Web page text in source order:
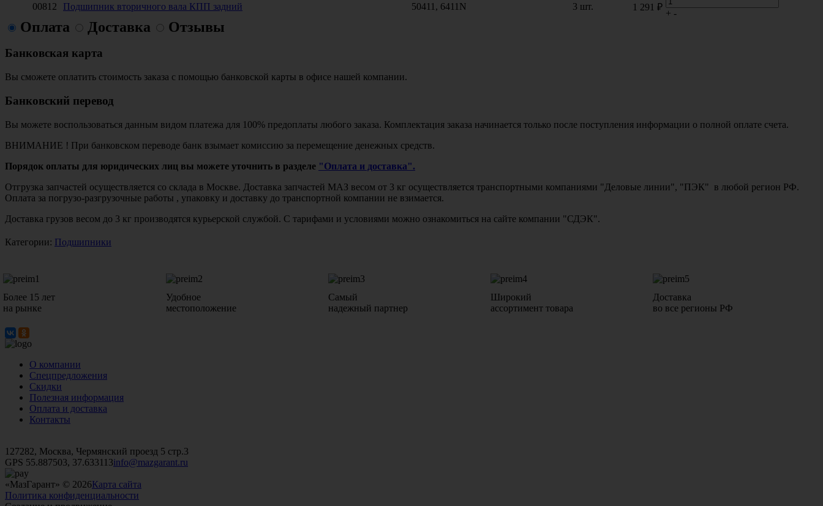
00812
Подшипник вторичного вала КПП задний 50411, 6411N 3 шт. 1 291 ₽
+ -
Оплата Доставка Отзывы
Банковская карта
Вы сможете оплатить стоимость заказа с помощью банковской карты в офисе нашей компании.
Банковский перевод
Вы можете воспользоваться данным видом платежа для 100% предоплаты любого заказа. Комплектация заказа начинается только после поступления информации о полной оплате счета.
ВНИМАНИЕ ! При банковском переводе банк взымает комиссию за перемещение денежных средств.
Порядок оплаты для юридических лиц вы можете уточнить в разделе "Оплата и доставка".
Отгрузка запчастей осуществляется со склада в Москве. Доставка запчастей МАЗ весом от 3 кг осуществляется транспортными компаниями "Деловые линии", "ПЭК" в любой регион РФ.
Оплата за погрузо-разгрузочные работы , упаковку и доставку до транспортной компании не взимается.
Доставка грузов весом до 3 кг производятся курьерской службой. С тарифами и условиями можно ознакомиться на сайте компании "СДЭК".
Категории: Подшипники
Более 15 лет
на рынке
Удобное
местоположение
Самый
надежный партнер
Широкий
ассортимент товара
Доставка
во все регионы РФ
О компании
Спецпредложения
Скидки
Полезная информация
Оплата и доставка
Контакты
127282, Москва, Чермянский проезд 5 стр.3
GPS 55.887503, 37.633113info@mazgarant.ru
«МазГарант» © 2026Карта сайта
Политика конфиденциальности